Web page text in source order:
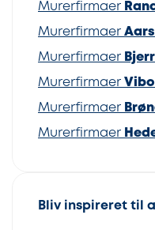
Murerfirmaer
Murerfirmaer Aars
Murerfirmaer
Murerfirmaer
Murerfirmaer
Murerfirmaer
Bliv inspireret til